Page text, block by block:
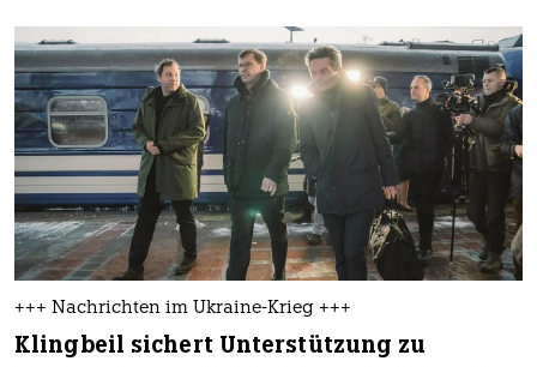
+++ Nachrichten im Ukraine-Krieg +++
Klingbeil sichert Unterstützung zu